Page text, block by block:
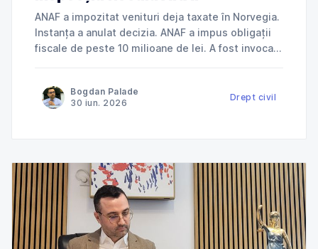
ANAF a impozitat venituri deja taxate în Norvegia.
Instanța a anulat decizia. ANAF a impus obligații
fiscale de peste 10 milioane de lei. A fost invocată
dreptate contribuabilului. Jurisprudență explicată
de Cabinet Avocat Bogdan Palade DIN SERIA
Bogdan Palade
30 iun. 2026
Drept civil